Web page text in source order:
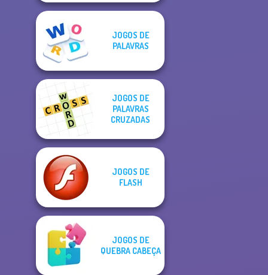
JOGOS DE
PALAVRAS
JOGOS DE
PALAVRAS
CRUZADAS
JOGOS DE
FLASH
JOGOS DE
QUEBRA CABEÇA